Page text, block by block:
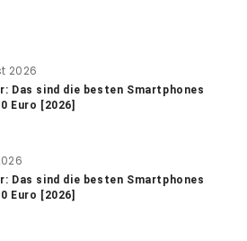
2026
Das sind die besten Smartphones
Euro [2026]
Das sind die besten Smartphones
Euro [2026]